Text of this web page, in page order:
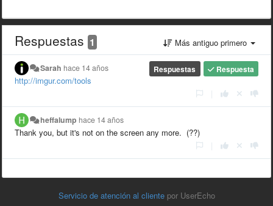
Respuestas 1 Más antiguo primero
Respuesta
Respuestas
Sarah hace 14 años
http://imgur.com/tools
heffalump hace 14 años
Thank you, but it's not on the screen any more. (??)
Servicio de atención al cliente por UserEcho